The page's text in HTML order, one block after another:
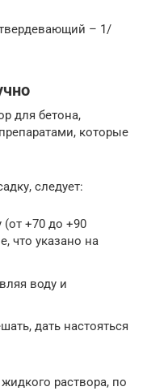
– 1/
для бетона,
которые
следует:
(от +70 до +90
что указано на
воду и
дать настояться
раствора, по